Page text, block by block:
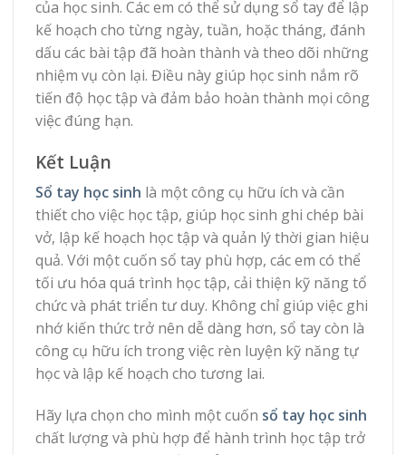
của học sinh. Các em có thể sử dụng sổ tay để lập
kế hoạch cho từng ngày, tuần, hoặc tháng, đánh
dấu các bài tập đã hoàn thành và theo dõi những
nhiệm vụ còn lại. Điều này giúp học sinh nắm rõ
tiến độ học tập và đảm bảo hoàn thành mọi công
việc đúng hạn.
Kết Luận
Sổ tay học sinh là một công cụ hữu ích và cần
thiết cho việc học tập, giúp học sinh ghi chép bài
vở, lập kế hoạch học tập và quản lý thời gian hiệu
quả. Với một cuốn sổ tay phù hợp, các em có thể
tối ưu hóa quá trình học tập, cải thiện kỹ năng tổ
chức và phát triển tư duy. Không chỉ giúp việc ghi
nhớ kiến thức trở nên dễ dàng hơn, sổ tay còn là
công cụ hữu ích trong việc rèn luyện kỹ năng tự
học và lập kế hoạch cho tương lai.
Hãy lựa chọn cho mình một cuốn sổ tay học sinh
chất lượng và phù hợp để hành trình học tập trở